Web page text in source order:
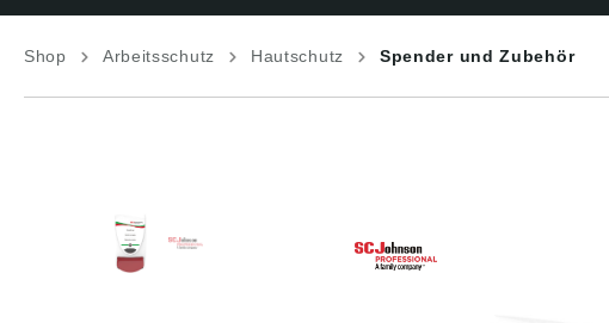
Shop Arbeitsschutz Hautschutz Spender und Zubehör